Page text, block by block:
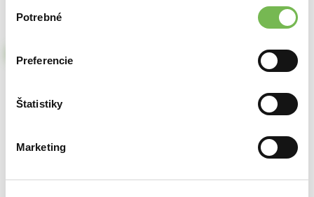
súhlasu
Potrebné
Preferencie
Štatistiky
Marketing
204,00€
Špecifikácie